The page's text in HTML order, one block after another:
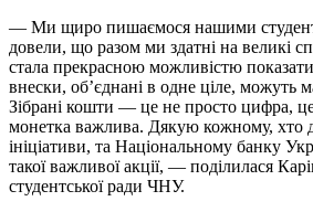
— Ми щиро пишаємося нашими
довели, що разом ми здатні на великі
стала прекрасною можливістю
внески, об’єднані в одне ціле, можуть
Зібрані кошти — це не просто цифра,
монетка важлива. Дякую кожному, хто
ініціативи, та Національному банку
такої важливої акції, — поділилася
студентської ради ЧНУ.